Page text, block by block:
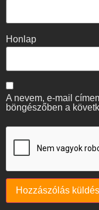
Honlap
A nevem, e-mail
böngészőben a